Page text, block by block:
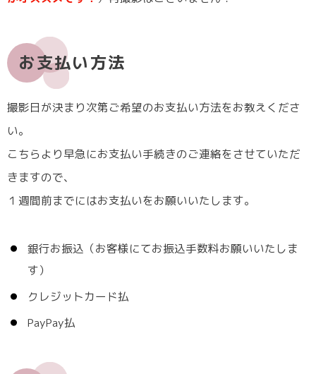
お支払い方法
撮影日が決まり次第ご希望のお支払い方法をお教えくださ
い。
こちらより早急にお支払い手続きのご連絡をさせていただ
きますので、
１週間前までにはお支払いをお願いいたします。
銀行お振込（お客様にてお振込手数料お願いいたしま
す）
クレジットカード払
PayPay払